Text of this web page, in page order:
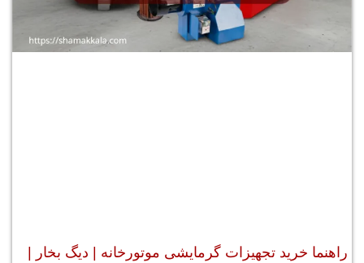
راهنما خرید تجهیزات گرمایشی موتورخانه | دیگ بخار |